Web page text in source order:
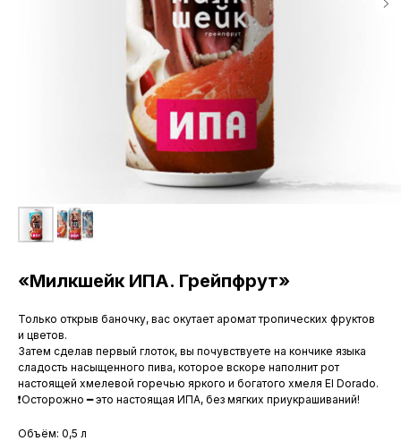
«Милкшейк ИПА. Грейпфрут»
Только открыв баночку, вас окутает аромат тропических фруктов
и цветов.
Затем сделав первый глоток, вы почувствуете на кончике языка
сладость насыщенного пива, которое вскоре наполнит рот
настоящей хмелевой горечью яркого и богатого хмеля El Dorado.
❗Осторожно ━ это настоящая ИПА, без мягких приукрашиваний!
Объём: 0,5 л